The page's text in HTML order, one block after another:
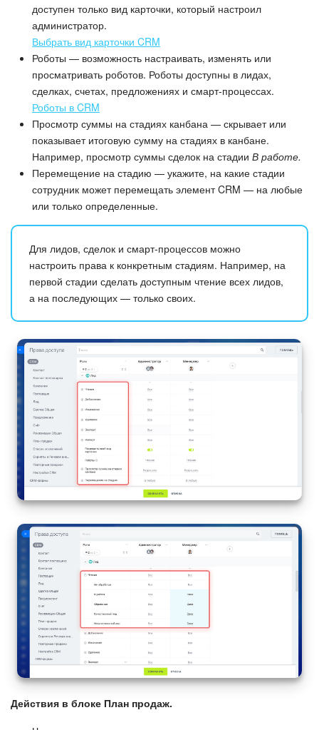
доступен только вид карточки, который настроил
администратор.
Выбрать вид карточки CRM
Роботы — возможность настраивать, изменять или
просматривать роботов. Роботы доступны в лидах,
сделках, счетах, предложениях и смарт-процессах.
Роботы в CRM
Просмотр суммы на стадиях канбана — скрывает или
показывает итоговую сумму на стадиях в канбане.
Например, просмотр суммы сделок на стадии В работе.
Перемещение на стадию — укажите, на какие стадии
сотрудник может перемещать элемент CRM — на любые
или только определенные.
Для лидов, сделок и смарт-процессов можно
настроить права к конкретным стадиям. Например, на
первой стадии сделать доступным чтение всех лидов,
а на последующих — только своих.
Действия в блоке План продаж.